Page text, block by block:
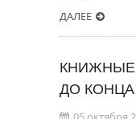
ДАЛЕЕ
КНИЖНЫЕ
ДО